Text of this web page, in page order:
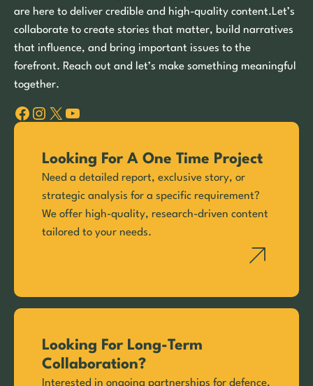
are here to deliver credible and high-quality content.Let’s
collaborate to create stories that matter, build narratives
that influence, and bring important issues to the
forefront. Reach out and let’s make something meaningful
together.
Facebook Instagram X YouTube
Looking For A One Time Project
Need a detailed report, exclusive story, or
strategic analysis for a specific requirement?
We offer high-quality, research-driven content
tailored to your needs.
Looking For Long-Term
Collaboration?
Interested in ongoing partnerships for defence,